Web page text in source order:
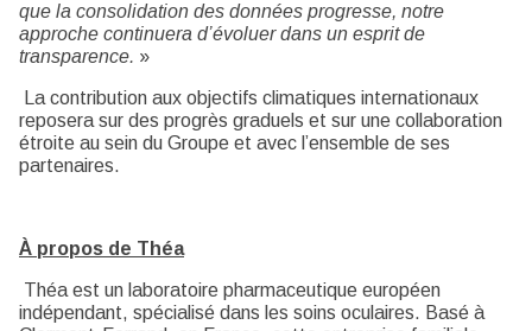
que la consolidation des données progresse, notre
approche continuera d’évoluer dans un esprit de
transparence. »
La contribution aux objectifs climatiques internationaux
reposera sur des progrès graduels et sur une collaboration
étroite au sein du Groupe et avec l’ensemble de ses
partenaires.
À propos de Théa
Théa est un laboratoire pharmaceutique européen
indépendant, spécialisé dans les soins oculaires. Basé à